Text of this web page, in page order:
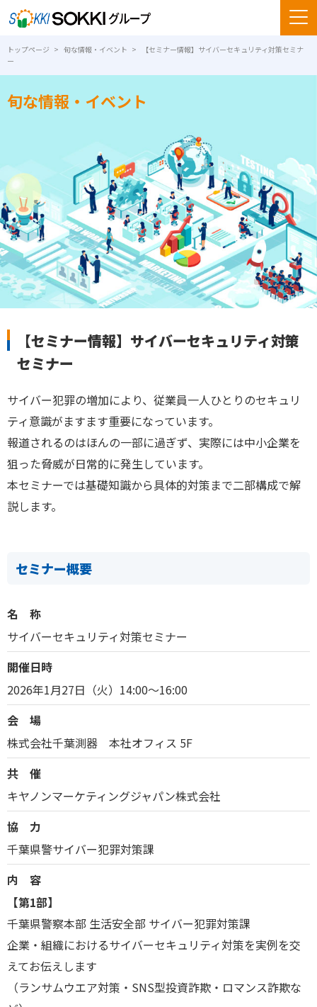
トップページ 旬な情報・イベント
【セミナー情報】サイバーセキュリティ対策セミナ
ー
旬な情報・イベント
【セミナー情報】サイバーセキュリティ対策
セミナー
サイバー犯罪の増加により、従業員一人ひとりのセキュリ
ティ意識がますます重要になっています。
報道されるのはほんの一部に過ぎず、実際には中小企業を
狙った脅威が日常的に発生しています。
本セミナーでは基礎知識から具体的対策まで二部構成で解
説します。
セミナー概要
名 称
サイバーセキュリティ対策セミナー
開催日時
2026年1月27日（火）14:00～16:00
会 場
株式会社千葉測器 本社オフィス 5F
共 催
キヤノンマーケティングジャパン株式会社
協 力
千葉県警サイバー犯罪対策課
内 容
【第1部】
千葉県警察本部 生活安全部 サイバー犯罪対策課
企業・組織におけるサイバーセキュリティ対策を実例を交
えてお伝えします
（ランサムウエア対策・SNS型投資詐欺・ロマンス詐欺な